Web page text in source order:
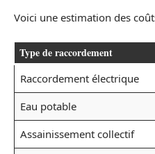
Voici une estimation des
Type de raccordement
Raccordement électrique
Eau potable
Assainissement collectif